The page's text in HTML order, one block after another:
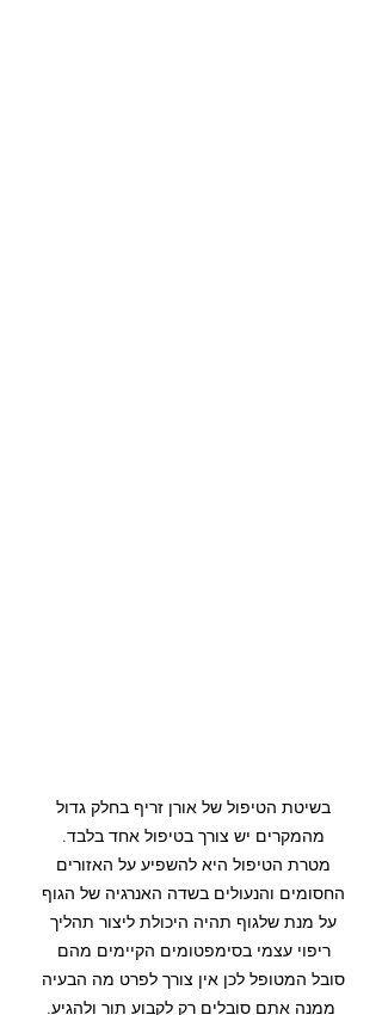
בשיטת הטיפול של אורן זריף בחלק גדול
מהמקרים יש צורך בטיפול אחד בלבד.
מטרת הטיפול היא להשפיע על האזורים
החסומים והנעולים בשדה האנרגיה של הגוף
על מנת שלגוף תהיה היכולת ליצור תהליך
ריפוי עצמי בסימפטומים הקיימים מהם
סובל המטופל לכן אין צורך לפרט מה הבעיה
ממנה אתם סובלים רק לקבוע תור ולהגיע.